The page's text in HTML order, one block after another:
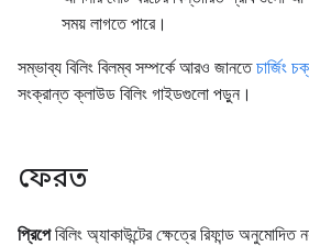
সময় লাগতে পারে।
সম্ভাব্য বিলিং বিলম্ব সম্পর্কে আরও জানতেচার্জিং
সংক্রান্ত ক্লাউড বিলিং গাইডগুলো পড়ুন।
ফেরত
প্রিপেবিলিং অ্যাকাউন্টের ক্ষেত্রে রিফান্ড অনুমোদিত